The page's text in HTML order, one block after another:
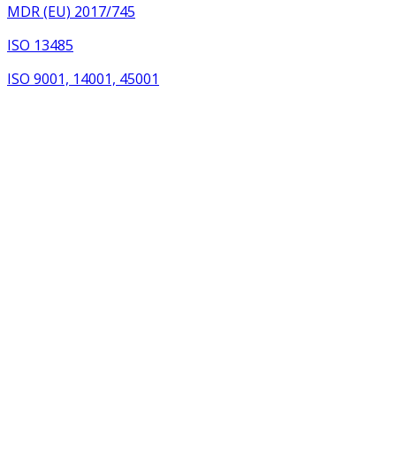
MDR (EU) 2017/745
ISO 13485
ISO 9001, 14001, 45001